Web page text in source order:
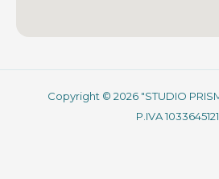
Copyright © 2026 "STUDIO
P.IVA